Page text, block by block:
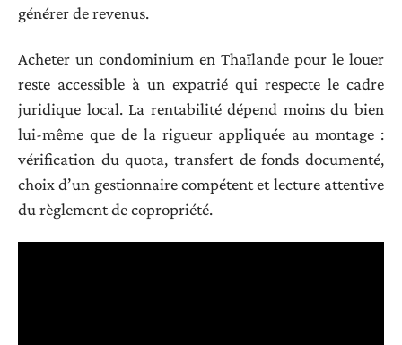
générer de revenus.
Acheter un condominium en Thaïlande pour le louer
reste accessible à un expatrié qui respecte le cadre
juridique local. La rentabilité dépend moins du bien
lui-même que de la rigueur appliquée au montage :
vérification du quota, transfert de fonds documenté,
choix d’un gestionnaire compétent et lecture attentive
du règlement de copropriété.